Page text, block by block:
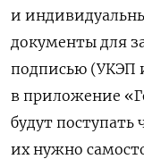
и
документы для
подписью (УКЭП
в приложение
будут поступать
их нужно